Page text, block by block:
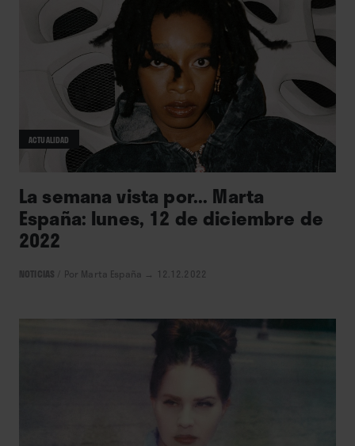
ACTUALIDAD
La semana vista por... Marta
España: lunes, 12 de diciembre de
2022
NOTICIAS Por Marta España → 12.12.2022